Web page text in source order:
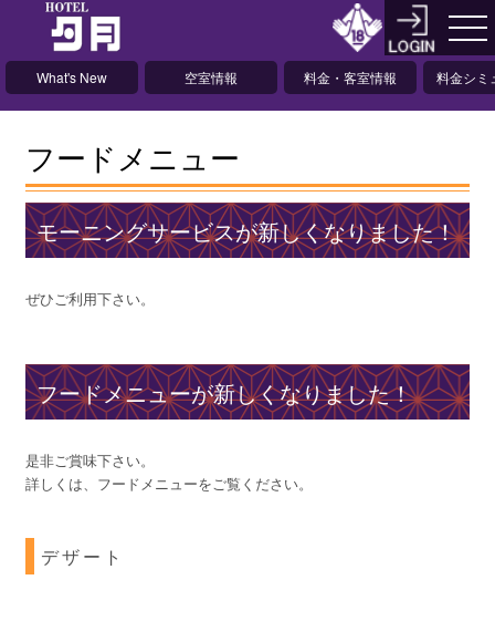
What's New 空室情報 料金・客室情報
料金シミ
ョ
フードメニュー
モーニングサービスが新しくなりました！
ぜひご利用下さい。
フードメニューが新しくなりました！
是非ご賞味下さい。
詳しくは、フードメニューをご覧ください。
デザート